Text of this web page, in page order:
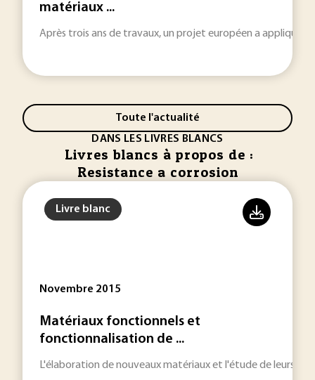
matériaux ...
Après trois ans de travaux, un projet européen a appliqué
Toute l'actualité
DANS LES LIVRES BLANCS
Livres blancs à propos de :
Resistance a corrosion
Livre blanc
Novembre 2015
Matériaux fonctionnels et
fonctionnalisation de ...
L'élaboration de nouveaux matériaux et l'étude de leurs